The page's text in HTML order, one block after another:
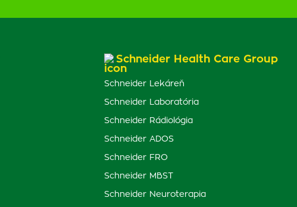
Schneider Health Care Group
Schneider Lekáreň
Schneider Laboratória
Schneider Rádiológia
Schneider ADOS
Schneider FRO
Schneider MBST
Schneider Neuroterapia